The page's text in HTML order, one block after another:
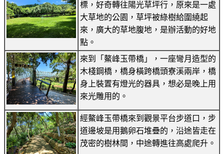
標，好奇轉往陽光草坪行，原來是一處
大草地的公園，草坪被綠樹給圍繞起
來，廣大的草地腹地，是辦活動的好地
點。
來到「鰲峰玉帶橋」，一座彎月造型的
木棧鋼橋，橋身橫跨橋頭寮溪兩岸，橋
身上裝置有燈光的器具，想必是晚上用
來光雕用的。
經鰲峰玉帶橋來到觀景平台步道口，步
道邊坡是用鵝卵石堆疊的，沿途皆走在
茂密的樹林間，中途轉進往高處爬升。